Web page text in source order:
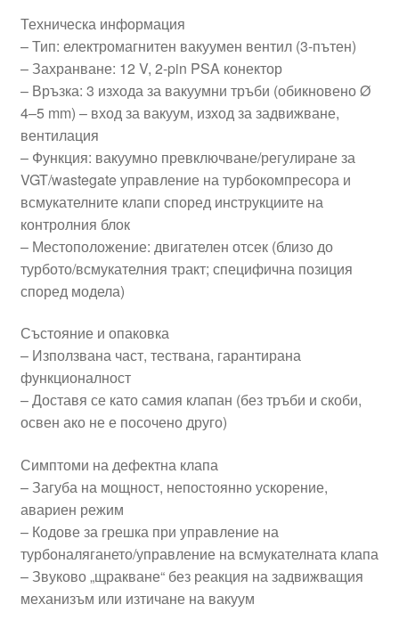
Техническа информация
– Тип: електромагнитен вакуумен вентил (3-пътен)
– Захранване: 12 V, 2-pin PSA конектор
– Връзка: 3 изхода за вакуумни тръби (обикновено Ø
4–5 mm) – вход за вакуум, изход за задвижване,
вентилация
– Функция: вакуумно превключване/регулиране за
VGT/wastegate управление на турбокомпресора и
всмукателните клапи според инструкциите на
контролния блок
– Местоположение: двигателен отсек (близо до
турбото/всмукателния тракт; специфична позиция
според модела)
Състояние и опаковка
– Използвана част, тествана, гарантирана
функционалност
– Доставя се като самия клапан (без тръби и скоби,
освен ако не е посочено друго)
Симптоми на дефектна клапа
– Загуба на мощност, непостоянно ускорение,
авариен режим
– Кодове за грешка при управление на
турбоналягането/управление на всмукателната клапа
– Звуково „щракване“ без реакция на задвижващия
механизъм или изтичане на вакуум